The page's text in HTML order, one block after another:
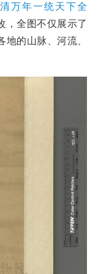
万年一统天下全
，全图不仅展示了
的山脉、河流、